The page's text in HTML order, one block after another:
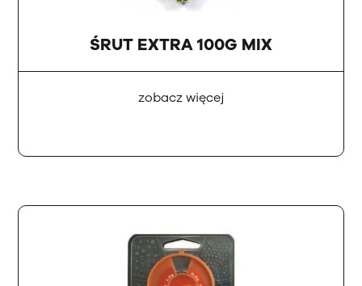
ŚRUT EXTRA 100G MIX
zobacz więcej